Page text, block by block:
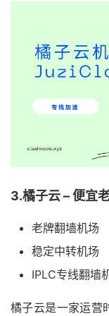
3.橘子云 – 便宜
老牌翻墙机场
稳定中转机场
IPLC专线翻墙
橘子云是一家运营